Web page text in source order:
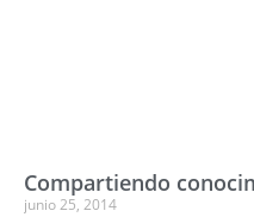
Compartiendo
junio 25, 2014